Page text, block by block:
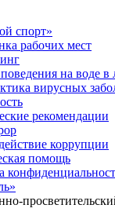
спорт»
рабочих мест
на воде в
вирусных
рекомендации
коррупции
помощь